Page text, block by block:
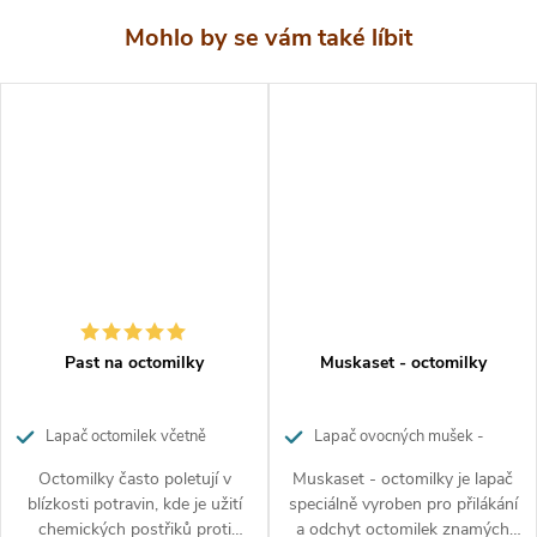
Skladování přípravku
plastový obal a návnadový roztok 15 ml
Upozornění související s
bezpečností
Past na octomilky
Lapač octomilek včetně
Octomilky často poletují v
blízkosti potravin, kde je užití
chemických postřiků proti
Muskaset - octomilky
Lapač ovocných mušek -
Muskaset - octomilky je lapač
speciálně vyroben pro přilákání
a odchyt octomilek znamých